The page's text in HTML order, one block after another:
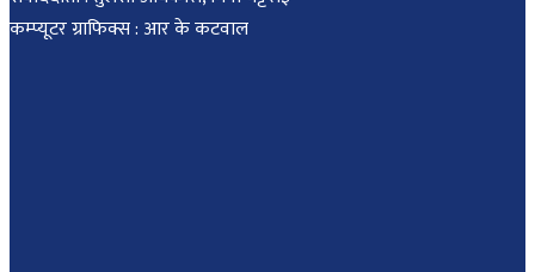
कम्प्यूटर ग्राफिक्स : आर के कटवाल